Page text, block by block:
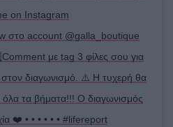
on Instagram
στο account @galla_boutique
με tag 3 φίλες σου για
διαγωνισμό. ⚠️ Η τυχερή θα
όλα τα βήματα!!! O διαγωνισμός
❤️ • • • • • • #lifereport